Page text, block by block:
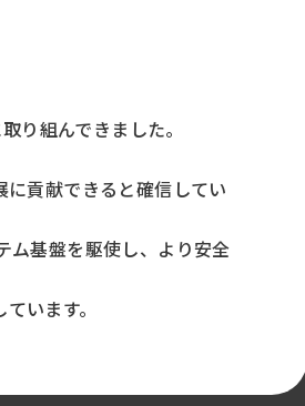
り組んできました。
に貢献できると確信してい
ム基盤を駆使し、より安全
います。